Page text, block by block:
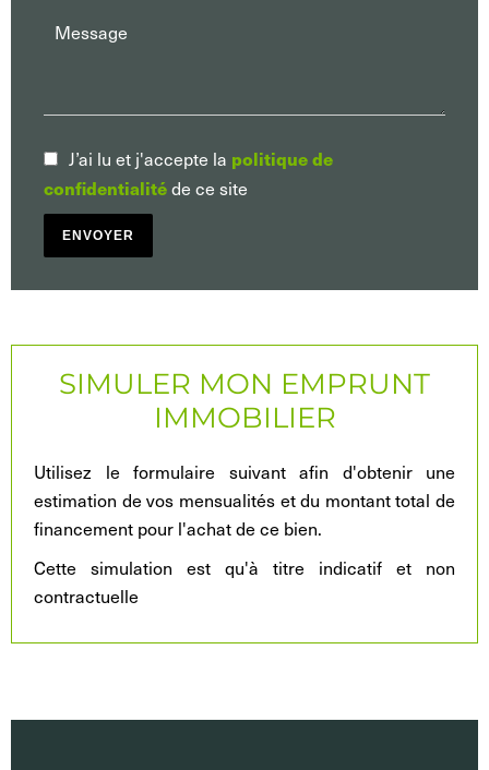
J’ai lu et j'accepte la politique de
confidentialitéde ce site
ENVOYER
SIMULER MON EMPRUNT
IMMOBILIER
Utilisez le formulaire suivant afin d'obtenir une
estimation de vos mensualités et du montant total de
financement pour l'achat de ce bien.
Cette simulation est qu'à titre indicatif et non
contractuelle